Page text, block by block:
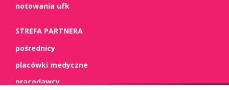
notowania ufk
STREFA PARTNERA
pośrednicy
placówki medyczne
pracodawcy